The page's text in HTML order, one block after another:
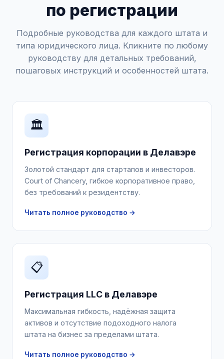
по регистрации
Подробные руководства для каждого штата и
типа юридического лица. Кликните по любому
руководству для детальных требований,
пошаговых инструкций и особенностей штата.
🏛️
Регистрация корпорации в Делавэре
Золотой стандарт для стартапов и инвесторов.
Court of Chancery, гибкое корпоративное право,
без требований к резидентству.
Читать полное руководство →
📋
Регистрация LLC в Делавэре
Максимальная гибкость, надёжная защита
активов и отсутствие подоходного налога
штата на бизнес за пределами штата.
Читать полное руководство →